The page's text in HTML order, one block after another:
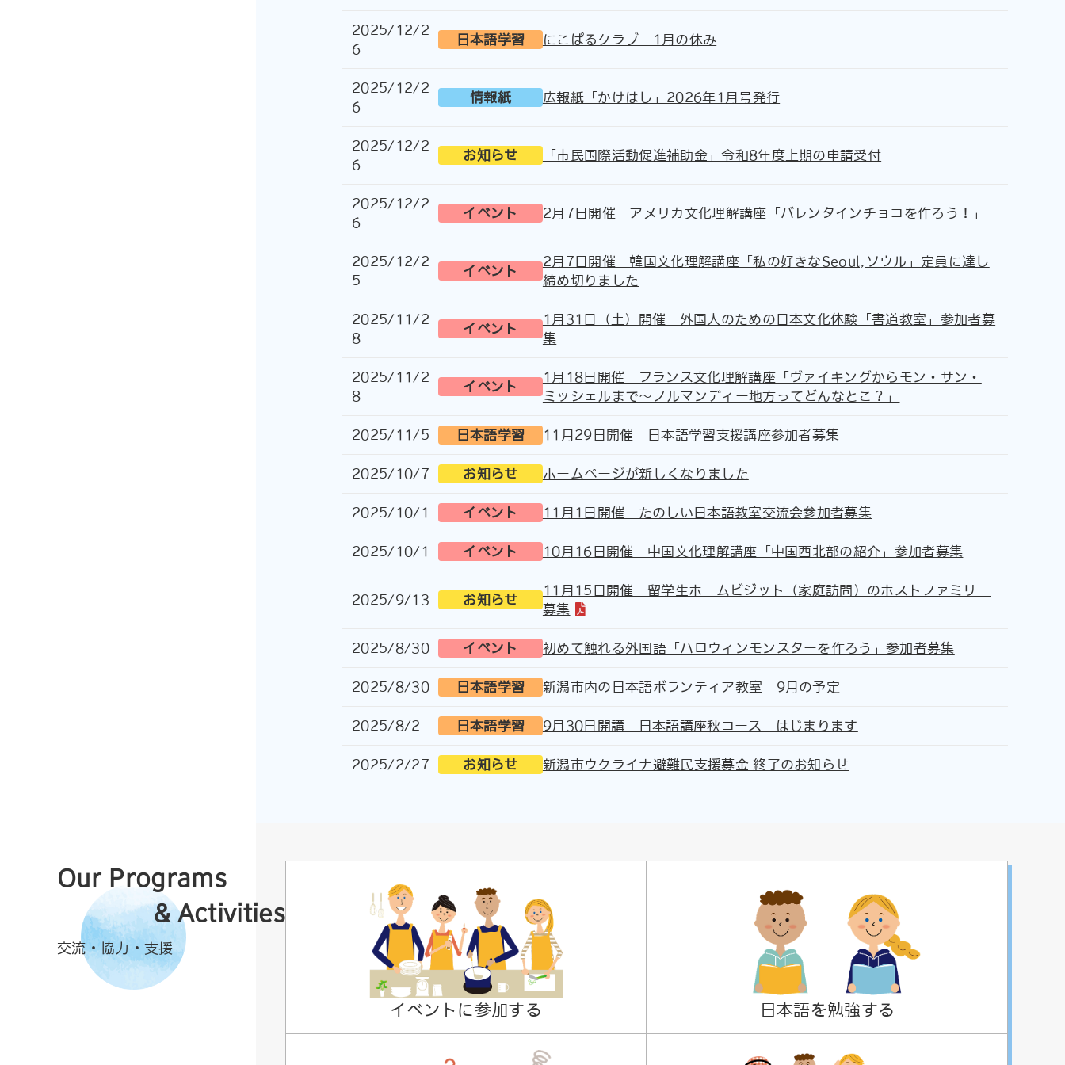
2025/12/2
6
日本語学習 にこぱるクラブ 1月の休み
2025/12/2
6
情報紙 広報紙「かけはし」2026年1月号発行
2025/12/2
6
お知らせ 「市民国際活動促進補助金」令和8年度上期の申請受付
2025/12/2
6
イベント 2月7日開催 アメリカ文化理解講座「バレンタインチョコを作ろう！」
2025/12/2
5
イベント
2月7日開催 韓国文化理解講座「私の好きなSeoul,ソウル」定員に達し
締め切りました
2025/11/2
8
イベント
1月31日（土）開催 外国人のための日本文化体験「書道教室」参加者募
集
2025/11/2
8
イベント
1月18日開催 フランス文化理解講座「ヴァイキングからモン・サン・
ミッシェルまで〜ノルマンディー地方ってどんなとこ？」
2025/11/5 日本語学習 11月29日開催 日本語学習支援講座参加者募集
2025/10/7 お知らせ ホームページが新しくなりました
2025/10/1 イベント 11月1日開催 たのしい日本語教室交流会参加者募集
2025/10/1 イベント 10月16日開催 中国文化理解講座「中国西北部の紹介」参加者募集
2025/9/13 お知らせ
11月15日開催 留学生ホームビジット（家庭訪問）のホストファミリー
募集
2025/8/30 イベント 初めて触れる外国語「ハロウィンモンスターを作ろう」参加者募集
2025/8/30 日本語学習 新潟市内の日本語ボランティア教室 9月の予定
2025/8/2 日本語学習 9月30日開講 日本語講座秋コース はじまります
2025/2/27 お知らせ 新潟市ウクライナ避難民支援募金 終了のお知らせ
Our Programs
& Activities
交流・協力・支援
イベントに参加する 日本語を勉強する